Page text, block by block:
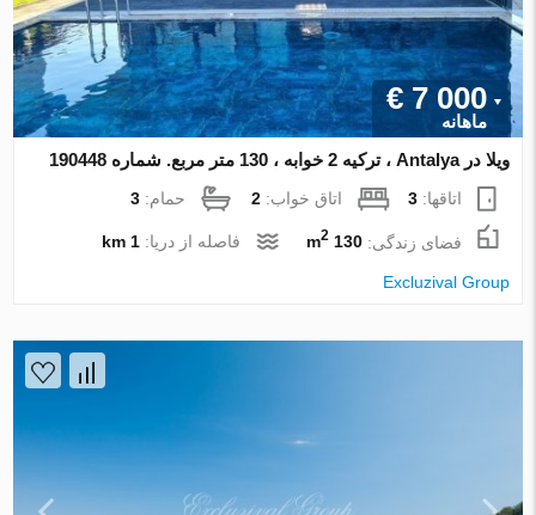
€ 7 000
ماهانه
ویلا در Antalya ، ترکیه 2 خوابه ، 130 متر مربع. شماره 190448
اتاقها:3 اتاق خواب:2 حمام:3
فضای زندگی:130 m
2 فاصله از دریا:1 km
Excluzival Group